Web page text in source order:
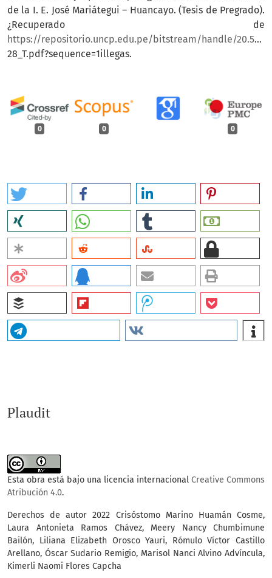
0 0 0
Plaudit
de la I. E. José Mariátegui – Huancayo. (Tesis de Pregrado).
¿Recuperado de
https://repositorio.uncp.edu.pe/bitstream/handle/20.500.12894/5387/T010_482462
28_T.pdf?sequence=1illegas.
Esta obra está bajo una licencia internacional Creative Commons
Atribución 4.0.
Derechos de autor 2022 Crisóstomo Marino Huamán Cosme,
Laura Antonieta Ramos Chávez, Meery Nancy Chumbimune
Bailón, Liliana Elizabeth Orosco Yauri, Rómulo Víctor Castillo
Arellano, Óscar Sudario Remigio, Marisol Nanci Alvino Advíncula,
Kimerli Naomi Flores Capcha